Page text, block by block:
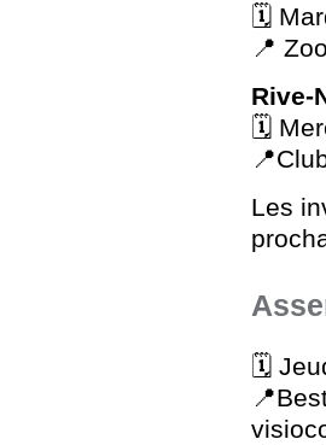
🗓️
📍
Rive-
🗓️
Les
🗓️